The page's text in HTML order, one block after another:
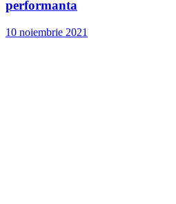
performanta
10 noiembrie 2021